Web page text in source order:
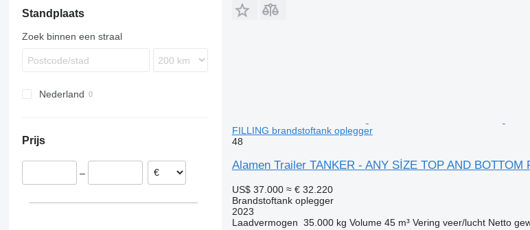
Standplaats
Zoek binnen een straal
Nederland
Prijs
–
FILLING brandstoftank oplegger
48
Alamen Trailer TANKER - ANY SİZE TOP AND BOTTOM
US$ 37.000 ≈ € 32.220
Brandstoftank oplegger
2023
Laadvermogen 35.000 kg Volume 45 m³ Vering veer/lucht Netto